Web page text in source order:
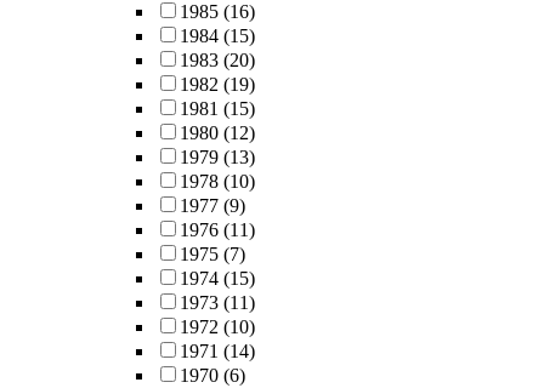
1985 (16)
1984 (15)
1983 (20)
1982 (19)
1981 (15)
1980 (12)
1979 (13)
1978 (10)
1977 (9)
1976 (11)
1975 (7)
1974 (15)
1973 (11)
1972 (10)
1971 (14)
1970 (6)